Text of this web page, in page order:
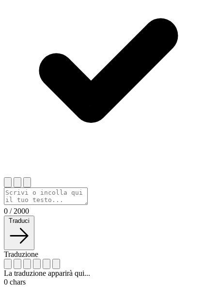
0 / 2000
Traduci
Traduzione
La traduzione apparirà qui...
0 chars